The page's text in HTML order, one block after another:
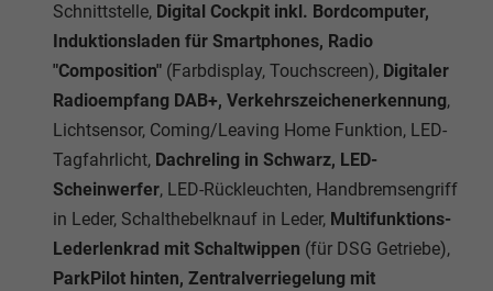
Schnittstelle, Digital Cockpit inkl. Bordcomputer,
Induktionsladen für Smartphones, Radio
"Composition" (Farbdisplay, Touchscreen), Digitaler
Radioempfang DAB+, Verkehrszeichenerkennung,
Lichtsensor, Coming/Leaving Home Funktion, LED-
Tagfahrlicht, Dachreling in Schwarz, LED-
Scheinwerfer, LED-Rückleuchten, Handbremsengriff
in Leder, Schalthebelknauf in Leder, Multifunktions-
Lederlenkrad mit Schaltwippen (für DSG Getriebe),
ParkPilot hinten, Zentralverriegelung mit